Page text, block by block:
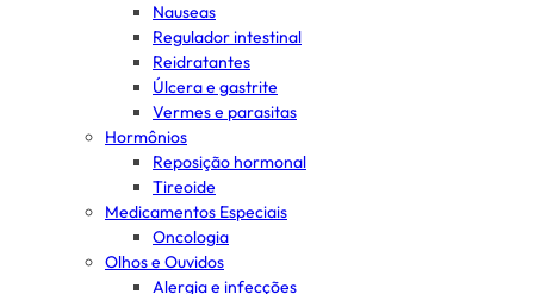
Nauseas
Regulador intestinal
Reidratantes
Úlcera e gastrite
Vermes e parasitas
Hormônios
Reposição hormonal
Tireoide
Medicamentos Especiais
Oncologia
Olhos e Ouvidos
Alergia e infecções